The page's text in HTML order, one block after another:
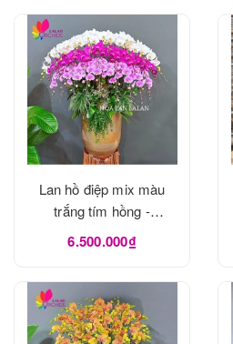
Lan hồ điệp mix màu
trắng tím hồng -
LHD1175
6.500.000₫